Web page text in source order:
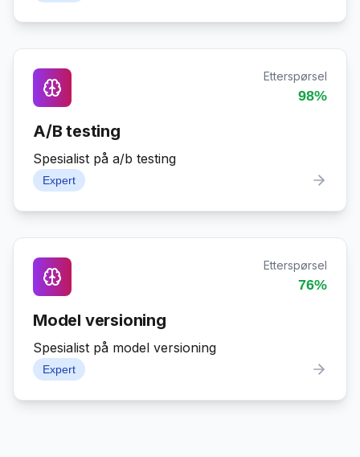
Etterspørsel
98%
A/B testing
Spesialist på a/b testing
Expert
Etterspørsel
76%
Model versioning
Spesialist på model versioning
Expert